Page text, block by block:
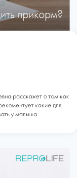
расскажет о том как
какие для
у малыша